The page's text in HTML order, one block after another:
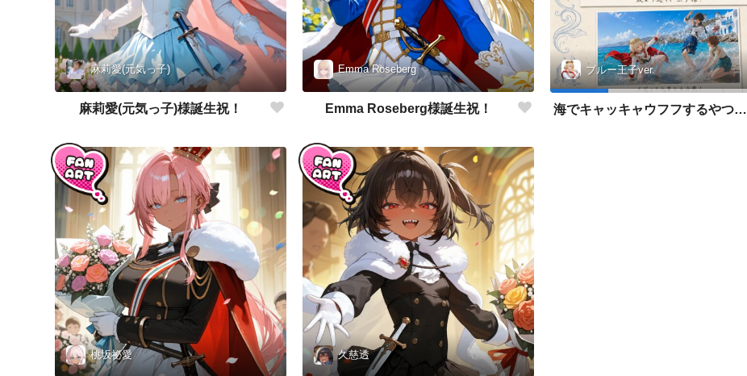
麻莉愛(元気っ子)
麻莉愛(元気っ子)様誕生祝！
Emma Roseberg
Emma Roseberg様誕生祝！
ブルー王子ver.
海でキャッキャウフフするやつ第1弾
桃坂祕愛 久慈透